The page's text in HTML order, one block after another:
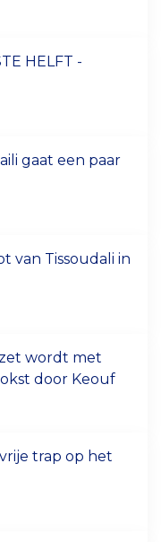
HELFT -
gaat een paar
van Tissoudali in
wordt met
door Keouf
trap op het